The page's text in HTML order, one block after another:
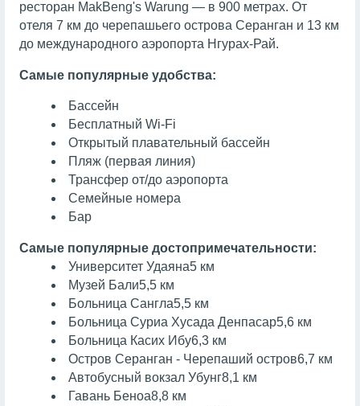
ресторан MakBeng's Warung — в 900 метрах. От
отеля 7 км до черепашьего острова Серанган и 13 км
до международного аэропорта Нгурах-Рай.
Самые популярные удобства:
Бассейн
Бесплатный Wi-Fi
Открытый плавательный бассейн
Пляж (первая линия)
Трансфер от/до аэропорта
Семейные номера
Бар
Самые популярные достопримечательности:
Университет Удаяна5 км
Музей Бали5,5 км
Больница Сангла5,5 км
Больница Суриа Хусада Денпасар5,6 км
Больница Касих Ибу6,3 км
Остров Серанган - Черепаший остров6,7 км
Автобусный вокзал Убунг8,1 км
Гавань Беноа8,8 км